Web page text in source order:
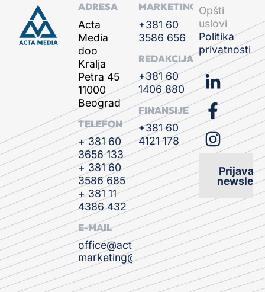
ADRESA
Acta
Media
doo
Kralja
Petra 45
11000
Beograd
TELEFON
+ 381 60
3656 133
+ 381 60
3586 685
+ 381 11
4386 432
E-MAIL
office@actamedia.rs
marketing@actamedia.rs
MARKETING
+381 60
3586 656
REDAKCIJA
+381 60
1406 880
FINANSIJE
+381 60
4121 178
Opšti
uslovi
Politika
privatnosti
Prijava